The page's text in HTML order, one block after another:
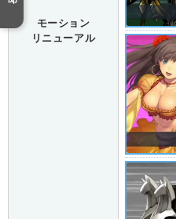
モーション
リニューアル